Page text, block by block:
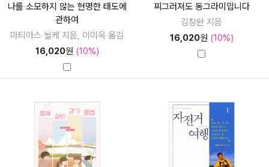
나를 소모하지 않는 현명한 태도에
관하여
마티아스 뇔케 지음, 이미옥 옮김
16,020원 (10%)
찌그러져도 동그라미입니다
김창완 지음
16,020원 (10%)